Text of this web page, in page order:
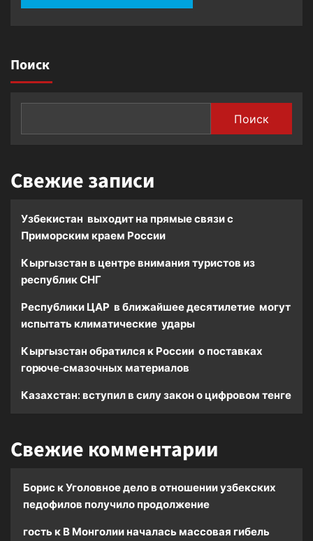
Поиск
Поиск
Свежие записи
Узбекистан выходит на прямые связи с
Приморским краем России
Кыргызстан в центре внимания туристов из
республик СНГ
Республики ЦАР в ближайшее десятилетие могут
испытать климатические удары
Кыргызстан обратился к России о поставках
горюче-смазочных материалов
Казахстан: вступил в силу закон о цифровом тенге
Свежие комментарии
Борис кУголовное дело в отношении узбекских
педофилов получило продолжение
гость к В Монголии началась массовая гибель